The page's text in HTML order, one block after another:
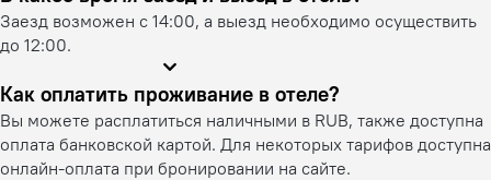
Заезд возможен с 14:00, а выезд необходимо осуществить
до 12:00.
Как оплатить проживание в отеле?
Вы можете расплатиться наличными в RUB, также доступна
оплата банковской картой. Для некоторых тарифов доступна
онлайн-оплата при бронировании на сайте.